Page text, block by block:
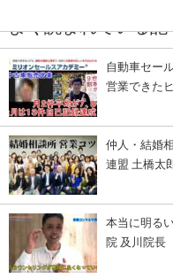
よく読まれている記
自動車セー
営業できた
仲人・結婚
連盟 土橋太
本当に明る
院 及川院長